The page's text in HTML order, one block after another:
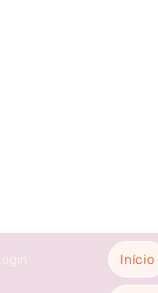
Início